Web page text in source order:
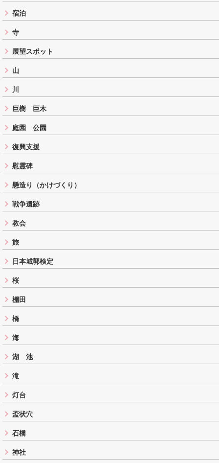
宿泊
寺
展望スポット
山
川
巨樹 巨木
庭園 公園
復興支援
慰霊碑
懸造り（かけづくり）
戦争遺跡
教会
旅
日本城郭検定
桜
棚田
橋
海
湖 池
滝
灯台
盃状穴
石橋
神社